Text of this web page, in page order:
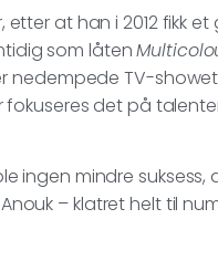
at han i 2012 fikk
som låten
nedempede TV-
det på
ingen mindre suksess,
– klatret helt til